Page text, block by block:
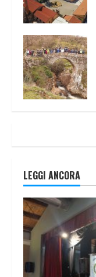
LEGGI ANCORA